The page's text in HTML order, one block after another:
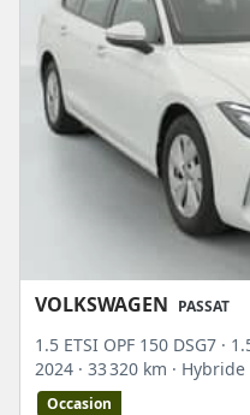
VOLKSWAGEN PASSAT
1.5 ETSI OPF 150 DSG7 ·
2024 · 33 320 km · Hybride
Occasion